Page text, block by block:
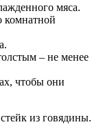
мяса.
комнатной
– не менее
чтобы они
из говядины.